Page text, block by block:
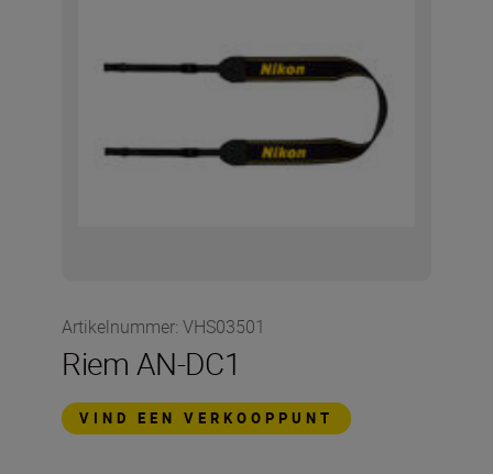
Artikelnummer: VHS03501
Riem AN-DC1
VIND EEN VERKOOPPUNT